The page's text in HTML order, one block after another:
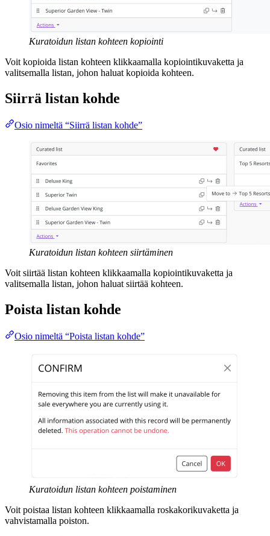
Kuratoidun listan kohteen kopiointi
Voit kopioida listan kohteen klikkaamalla kopiointikuvaketta ja
valitsemalla listan, johon haluat kopioida kohteen.
Siirrä listan kohde
Osio nimeltä “Siirrä listan kohde”
Kuratoidun listan kohteen siirtäminen
Voit siirtää listan kohteen klikkaamalla kopiointikuvaketta ja
valitsemalla listan, johon haluat siirtää kohteen.
Poista listan kohde
Osio nimeltä “Poista listan kohde”
Kuratoidun listan kohteen poistaminen
Voit poistaa listan kohteen klikkaamalla roskakorikuvaketta ja
vahvistamalla poiston.